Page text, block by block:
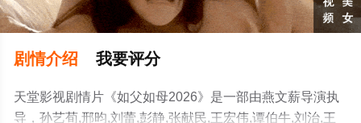
剧情介绍 我要评分
天堂影视剧情片《如父如母2026》是一部由燕文薪导演执
导，孙艺荀,邢昀,刘蕾,彭静,张献民,王宏伟,谭伯牛,刘治,王